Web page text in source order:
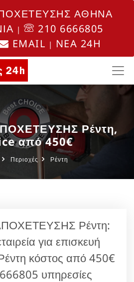
ΑΘΗΝΑ
|
210 6666805
EMAIL | NEA 24H
Ρέντη,
από 450€
Περιοχές Ρέντη
Ρέντη:
για επισκευή
κόστος από 450€
υπηρεσίες